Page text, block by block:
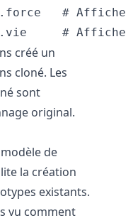
# Affiche
créé un
cloné. Les
sont
original.
de
la création
existants.
vu comment